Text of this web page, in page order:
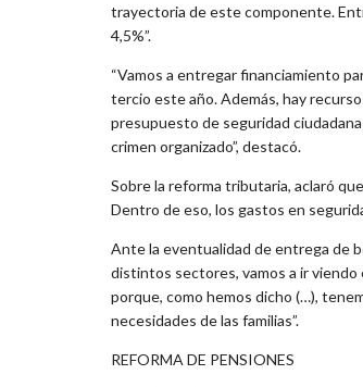
trayectoria de este componente.
4,5%”.
“Vamos a entregar financiamiento
tercio este año. Además, hay
presupuesto de seguridad
crimen organizado”, destacó.
Sobre la reforma tributaria, aclaró
Dentro de eso, los gastos en
Ante la eventualidad de entrega de
distintos sectores, vamos a ir viendo
porque, como hemos dicho (…),
necesidades de las familias”.
REFORMA DE PENSIONES